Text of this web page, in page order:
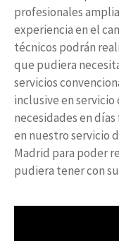
profesionales
experiencia en el
técnicos podrán
que pudiera
servicios
inclusive en servicio
necesidades en
en nuestro servicio
Madrid para poder
pudiera tener con